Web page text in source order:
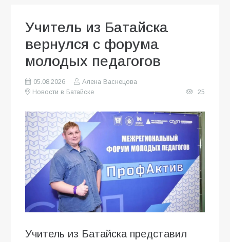
Учитель из Батайска
вернулся с форума
молодых педагогов
05.08.2026
Алена Васнецова
Новости в Батайске
25
Учитель из Батайска представил